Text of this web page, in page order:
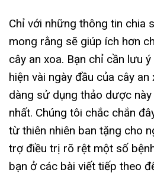
Chỉ với những thông tin chia
mong rằng sẽ giúp ích hơn
cây an xoa. Bạn chỉ cần lưu
hiện vài ngày đầu của cây
dàng sử dụng thảo dược
nhất. Chúng tôi chắc chắn
từ thiên nhiên ban tặng cho
trợ điều trị rõ rệt một số
bạn ở các bài viết tiếp theo